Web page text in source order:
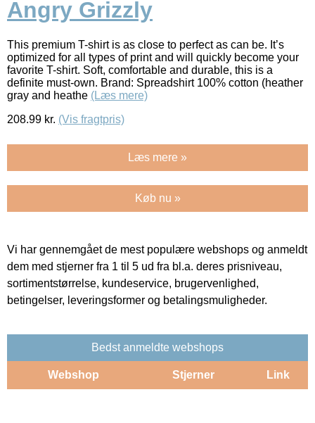
Angry Grizzly
This premium T-shirt is as close to perfect as can be. It’s
optimized for all types of print and will quickly become your
favorite T-shirt. Soft, comfortable and durable, this is a
definite must-own. Brand: Spreadshirt 100% cotton (heather
gray and heathe (Læs mere)
208.99 kr. (Vis fragtpris)
Læs mere »
Køb nu »
Vi har gennemgået de mest populære webshops og anmeldt
dem med stjerner fra 1 til 5 ud fra bl.a. deres prisniveau,
sortimentstørrelse, kundeservice, brugervenlighed,
betingelser, leveringsformer og betalingsmuligheder.
Bedst anmeldte webshops
Webshop Stjerner Link